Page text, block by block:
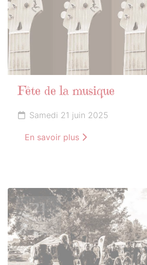
Fête de la musique
Samedi 21 juin 2025
En savoir plus
21
JUIN
2025